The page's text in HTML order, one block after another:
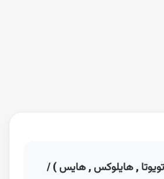
, هایلوکس , هایس ) /